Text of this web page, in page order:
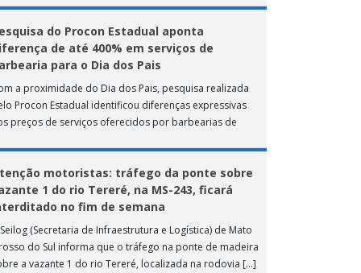
do Procon Estadual aponta
de até 400% em serviços de
para o Dia dos Pais
a proximidade do Dia dos Pais, pesquisa realizada
Procon Estadual identificou diferenças expressivas
preços de serviços oferecidos por barbearias de
motoristas: tráfego da ponte sobre
1 do rio Tereré, na MS-243, ficará
no fim de semana
(Secretaria de Infraestrutura e Logística) de Mato
do Sul informa que o tráfego na ponte de madeira
a vazante 1 do rio Tereré, localizada na rodovia […]